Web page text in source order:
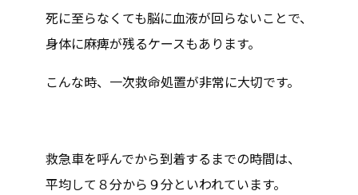
死に至らなくても脳に血液が回らないことで、
身体に麻痺が残るケースもあります。
こんな時、一次救命処置が非常に大切です。
救急車を呼んでから到着するまでの時間は、
平均して８分から９分といわれています。